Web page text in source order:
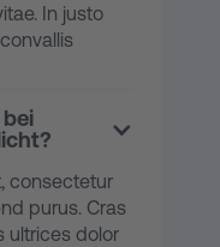
In justo
consectetur
purus. Cras
ultrices dolor